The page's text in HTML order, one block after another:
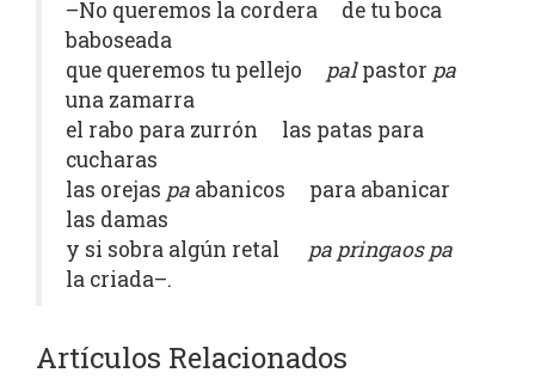
–No queremos la cordera de tu boca
baboseada
que queremos tu pellejo palpastor pa
una zamarra
el rabo para zurrón las patas para
cucharas
las orejas pa abanicos para abanicar
las damas
y si sobra algún retal
pa pringaos pa
la criada–.
Artículos Relacionados